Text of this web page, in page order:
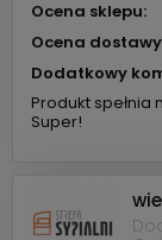
Ocena sklepu:
Ocena
Dodatkowy
Produkt
Super!
wie